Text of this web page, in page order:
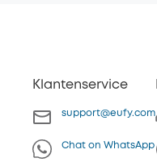
Klantenservice
support@eufy.com
Chat on WhatsApp